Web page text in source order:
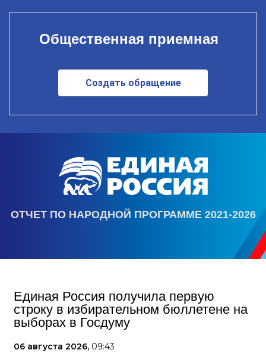
Общественная приемная
Создать обращение
ОТЧЕТ ПО НАРОДНОЙ ПРОГРАММЕ 2021-2026
Единая Россия получила первую
строку в избирательном бюллетене на
выборах в Госдуму
06 августа 2026, 09:43